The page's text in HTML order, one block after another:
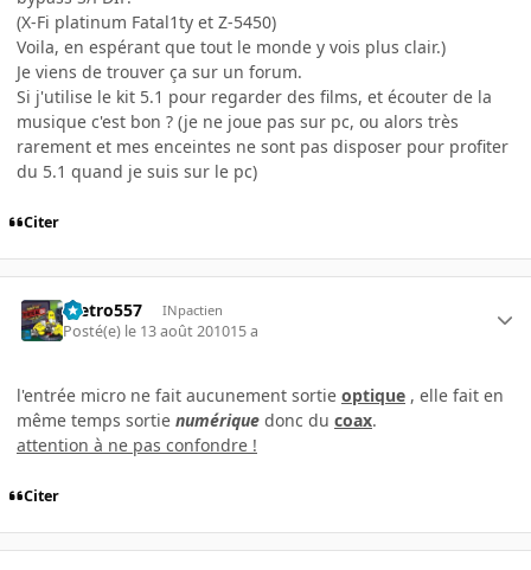
(X-Fi platinum Fatal1ty et Z-5450)
Voila, en espérant que tout le monde y vois plus clair.)
Je viens de trouver ça sur un forum.
Si j'utilise le kit 5.1 pour regarder des films, et écouter de la
musique c'est bon ? (je ne joue pas sur pc, ou alors très
rarement et mes enceintes ne sont pas disposer pour profiter
du 5.1 quand je suis sur le pc)
Citer
metro557 INpactien
Posté(e) le 13 août 201015 a
l'entrée micro ne fait aucunement sortie optique , elle fait en
même temps sortie numérique donc du coax.
attention à ne pas confondre !
Citer